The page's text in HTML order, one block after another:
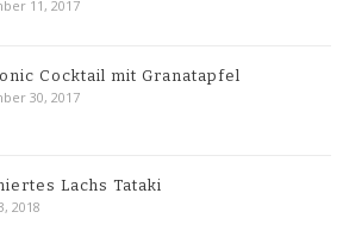
11, 2017
Cocktail mit Granatapfel
30, 2017
Lachs Tataki
2018